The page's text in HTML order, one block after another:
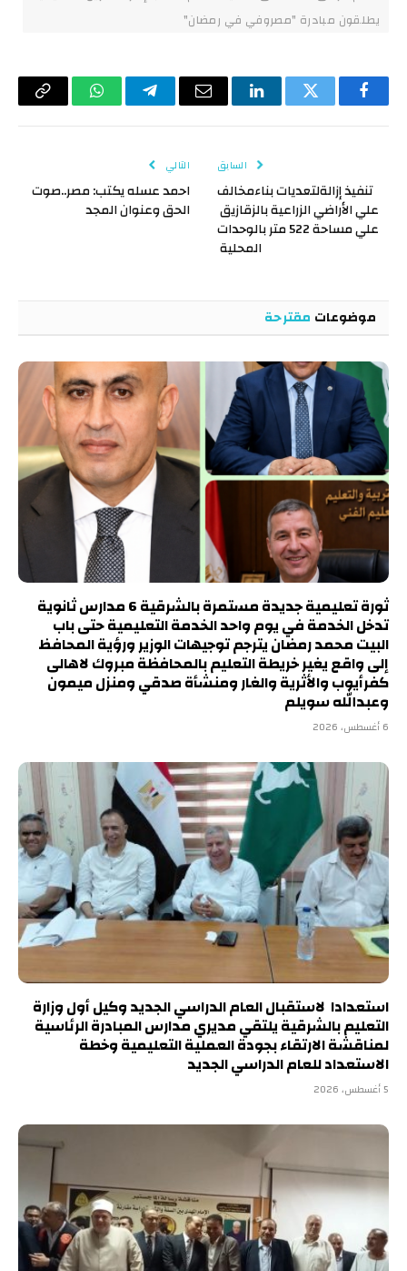
يطلقون مبادرة "مصروفي في رمضان"
فيسبوكتويتر لينكدإن البريد
تيلقرام واتسابCopy
السابق
تنفيذ إزالةلتعديات بناءمخالف
علي الأراضي الزراعية بالزقازيق
علي مساحة 522 متر بالوحدات
المحلية
التالي
احمد عسله يكتب: مصر..صوت
الحق وعنوان المجد
موضوعات مقترحة
ثورة تعليمية جديدة مستمرة بالشرقية 6 مدارس ثانوية
تدخل الخدمة في يوم واحد الخدمة التعليمية حتى باب
البيت محمد رمضان يترجم توجيهات الوزير ورؤية المحافظ
إلى واقع يغير خريطة التعليم بالمحافظة مبروك لاهالى
كفرأيوب والأثرية والغار ومنشأة صدقي ومنزل ميمون
وعبدالله سويلم
6 أغسطس، 2026
استعدادا لاستقبال العام الدراسي الجديد وكيل أول وزارة
التعليم بالشرقية يلتقي مديري مدارس المبادرة الرئاسية
لمناقشة الارتقاء بجودة العملية التعليمية وخطة
الاستعداد للعام الدراسي الجديد
5 أغسطس، 2026